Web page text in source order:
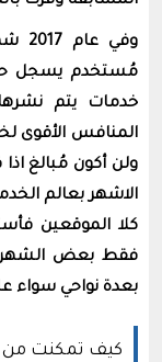
مُستخدم يسجل
خدمات يتم
المنافس الأقوى
ولن أكون مُبالغ
الاشهر بعالم
كلا الموقعين
فقط بعض
بعدة نواحي سواء
كيف تمكنت من